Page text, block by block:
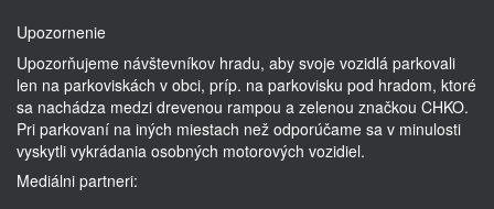
Upozornenie
Upozorňujeme návštevníkov hradu, aby svoje vozidlá parkovali
len na parkoviskách v obci, príp. na parkovisku pod hradom, ktoré
sa nachádza medzi drevenou rampou a zelenou značkou CHKO.
Pri parkovaní na iných miestach než odporúčame sa v minulosti
vyskytli vykrádania osobných motorových vozidiel.
Mediálni partneri: